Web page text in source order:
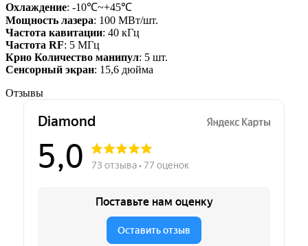
Охлаждение: -10℃~+45℃
Мощность лазера: 100 МВт/шт.
Частота кавитации: 40 кГц
Частота RF: 5 МГц
Крио Количество манипул: 5 шт.
Сенсорный экран: 15,6 дюйма
Отзывы